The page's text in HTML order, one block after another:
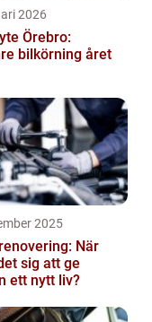
2026
Örebro:
bilkörning året
2025
När
sig att ge
ett nytt liv?